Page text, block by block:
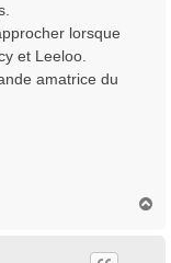
lorsque
et Leeloo.
amatrice du